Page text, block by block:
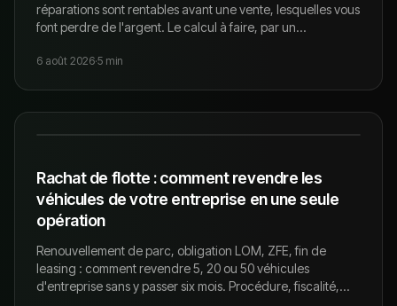
réparations sont rentables avant une vente, lesquelles vous
font perdre de l'argent. Le calcul à faire, par un
6 août 2026·5 min
Rachat de flotte : comment revendre les
véhicules de votre entreprise en une seule
opération
Renouvellement de parc, obligation LOM, ZFE, fin de
leasing : comment revendre 5, 20 ou 50 véhicules
d'entreprise sans y passer six mois. Procédure, fiscalité,